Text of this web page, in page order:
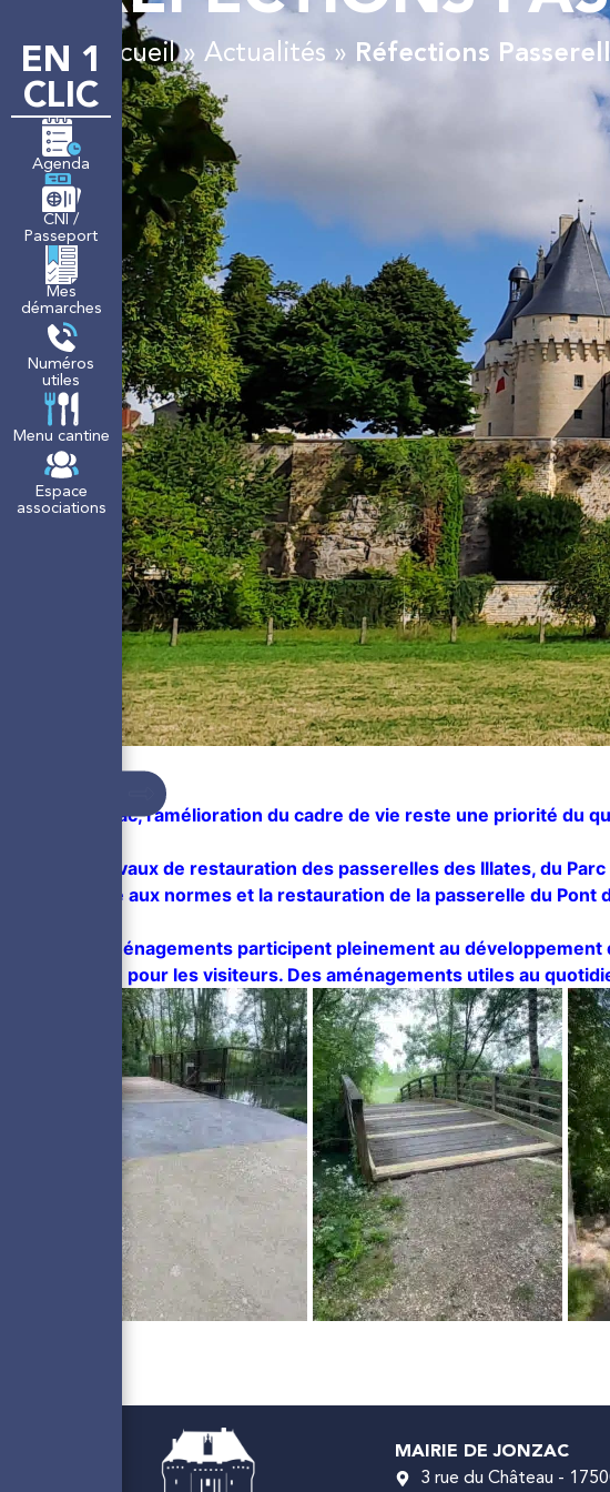
LA MAIRIE MON
EN 1
CLIC
Agenda
CNI /
Passeport
Mes
démarches
Numéros
utiles
Menu cantine
Espace
associations
Accueil» Actualités » Réfections
À Jonzac, l’amélioration du cadre de vie reste une priorité du
Les travaux de restauration des passerelles des Illates, du
La mise aux normes et la restauration de la passerelle du
Ces aménagements participent pleinement au
comme pour les visiteurs. Des aménagements utiles au
MAIRIE DE JONZAC
3 rue du Château -